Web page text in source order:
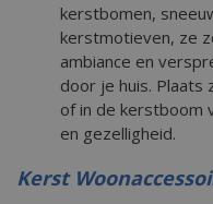
kerstbomen,
kerstmotieven, ze
ambiance en
door je huis.
of in de kerstboom
en gezelligheid.
Kerst